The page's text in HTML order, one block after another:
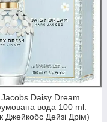
Daisy Dream
вода 100 ml.
Джейкобс Дейзі Дрім)